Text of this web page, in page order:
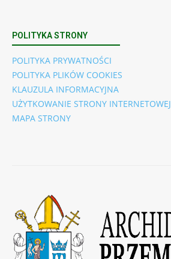
POLITYKA STRONY
POLITYKA PRYWATNOŚCI
POLITYKA PLIKÓW COOKIES
KLAUZULA INFORMACYJNA
UŻYTKOWANIE STRONY INTERNETOWEJ
MAPA STRONY